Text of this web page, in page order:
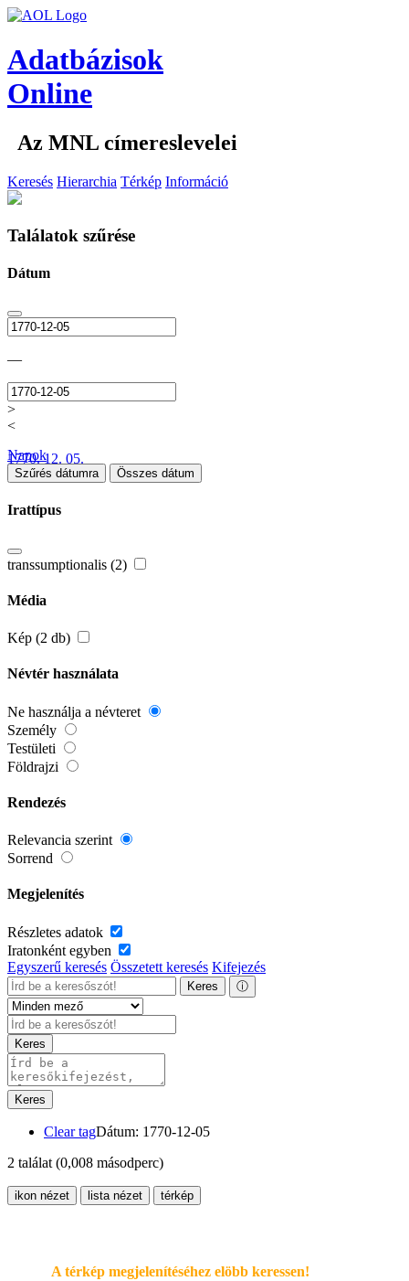
Adatbázisok
Online
Az MNL címereslevelei
Keresés Hierarchia Térkép Információ
Találatok szűrése
Dátum
—
>
<
1770. 12. 05.
Napok
Szűrés dátumra Összes dátum
Irattípus
transsumptionalis (2)
Média
Kép (2 db)
Névtér használata
Ne használja a névteret
Személy
Testületi
Földrajzi
Rendezés
Relevancia szerint
Sorrend
Megjelenítés
Részletes adatok
Iratonként egyben
Egyszerű keresés Összetett keresés Kifejezés
Keres ⓘ
Keres
Keres
Clear tagDátum: 1770-12-05
2 találat (0,008 másodperc)
ikon nézet lista nézet térkép
A térkép megjelenítéséhez elöbb keressen!